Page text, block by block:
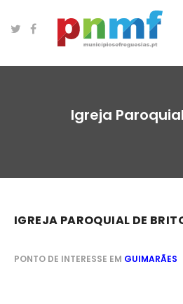
Igreja
IGREJA PAROQUIAL DE
PONTO DE INTERESSE EM GUIMARÃES